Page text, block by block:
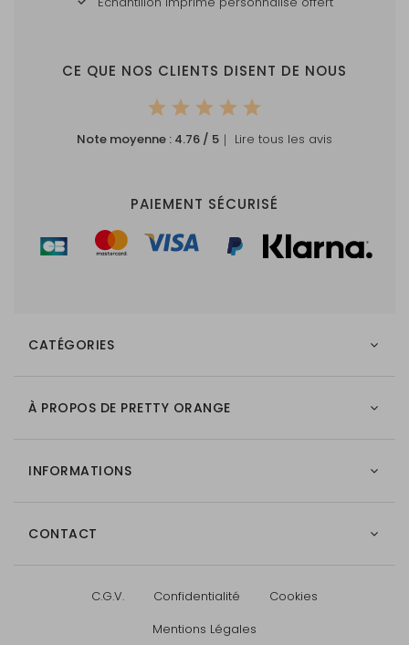
CE QUE NOS CLIENTS DISENT DE NOUS
Note moyenne : 4.76 / 5 ｜ Lire tous les avis
PAIEMENT SÉCURISÉ
CATÉGORIES
À PROPOS DE PRETTY ORANGE
INFORMATIONS
CONTACT
C.G.V. Confidentialité
Cookies
Mentions Légales